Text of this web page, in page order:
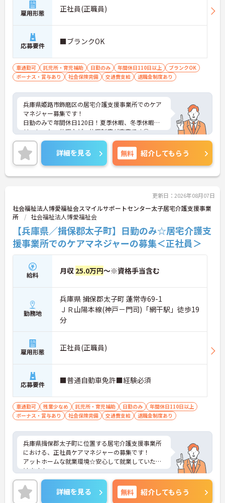
雇用形態 正社員(正職員)
応募要件 ■ブランクOK
車通勤可 託児所・育児補助 日勤のみ 年間休日110日以上
ブランクOK
ボーナス・賞与あり
社会保険完備 交通費支給 退職金制度あり
兵庫県姫路市飾磨区の居宅介護支援事業所でのケア
マネジャー募集です！
日勤のみで年間休日120日！夏季休暇、冬季休暇、
リフレッシュ休暇など、休暇制度が充実です◎
資格があればブランクがある方でもOKです！研修も
丁寧に行われますのでご安心ください☆
ご興味のある方には、面接対策ポイントなど、さら
に詳細をお話しいたしますのでお気軽にご相談くだ
さい！
詳細を見る 無料 紹介してもらう
更新日：2026年08月07日
社会福祉法人博愛福祉会スマイルサポートセンター太子居宅介護支援事業
所
社会福祉法人博愛福祉会
【兵庫県／揖保郡太子町】日勤のみ☆居宅介護支
援事業所でのケアマネジャーの募集＜正社員＞
給料 月収 25.0万円～※資格手当含む
勤務地
兵庫県 揖保郡太子町 蓮常寺69-1
ＪＲ山陽本線(神戸－門司)「網干駅」徒歩19
分
雇用形態 正社員(正職員)
応募要件 ■普通自動車免許■経験必須
車通勤可 残業少なめ 託児所・育児補助 日勤のみ
年間休日110日以上
ボーナス・賞与あり
社会保険完備 交通費支給 退職金制度あり
兵庫県揖保郡太子町に位置する居宅介護支援事業所
における、正社員ケアマネジャーの募集です！
アットホームな就業環境☆安心して就業していただ
けます！
ご興味ある方には、面接対策ポイントなど、さらに
詳細をお話しいたしますのでお気軽にご相談くださ
い。
詳細を見る 無料 紹介してもらう